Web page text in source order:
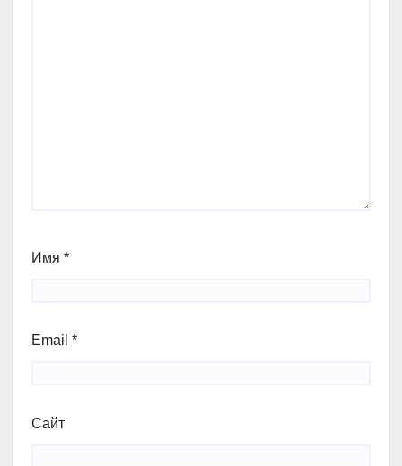
Имя *
Email *
Сайт